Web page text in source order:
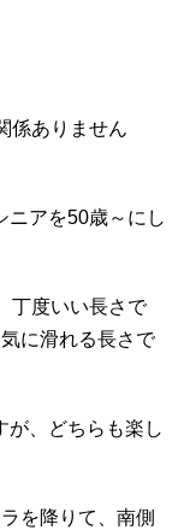
係ありません
ニアを50歳～にし
丁度いい長さで
に滑れる長さで
が、どちらも楽し
を降りて、南側